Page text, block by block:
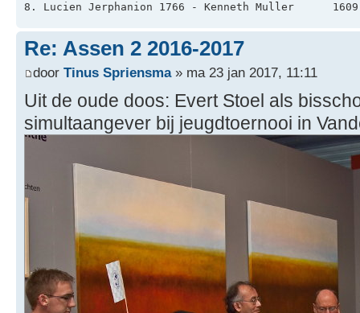
8. Lucien Jerphanion 1766 - Kenneth Muller
Re: Assen 2 2016-2017
door Tinus Spriensma» ma 23 jan 2017, 11:11
Uit de oude doos: Evert Stoel als
simultaangever bij jeugdtoernooi in